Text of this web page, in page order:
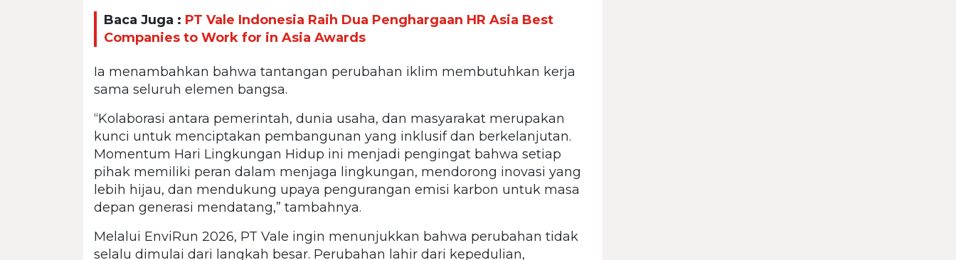
Baca Juga : PT Vale Indonesia Raih Dua Penghargaan HR Asia Best
Companies to Work for in Asia Awards
Ia menambahkan bahwa tantangan perubahan iklim membutuhkan kerja
sama seluruh elemen bangsa.
“Kolaborasi antara pemerintah, dunia usaha, dan masyarakat merupakan
kunci untuk menciptakan pembangunan yang inklusif dan berkelanjutan.
Momentum Hari Lingkungan Hidup ini menjadi pengingat bahwa setiap
pihak memiliki peran dalam menjaga lingkungan, mendorong inovasi yang
lebih hijau, dan mendukung upaya pengurangan emisi karbon untuk masa
depan generasi mendatang,” tambahnya.
Melalui EnviRun 2026, PT Vale ingin menunjukkan bahwa perubahan tidak
selalu dimulai dari langkah besar. Perubahan lahir dari kepedulian,